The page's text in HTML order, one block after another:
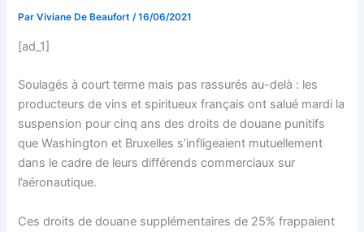
ParViviane De Beaufort/16/06/2021
[ad_1]
Soulagés à court terme mais pas rassurés au-delà : les
producteurs de vins et spiritueux français ont salué mardi la
suspension pour cinq ans des droits de douane punitifs
que Washington et Bruxelles s’infligeaient mutuellement
dans le cadre de leurs différends commerciaux sur
l’aéronautique.
Ces droits de douane supplémentaires de 25% frappaient